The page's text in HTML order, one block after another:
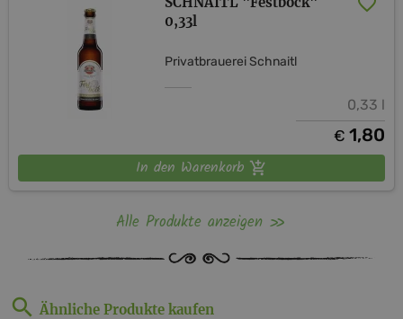
0,33l
Privatbrauerei Schnaitl
0,33 l
€ 1,80
In den Warenkorb
Alle Produkte anzeigen
Ähnliche Produkte kaufen